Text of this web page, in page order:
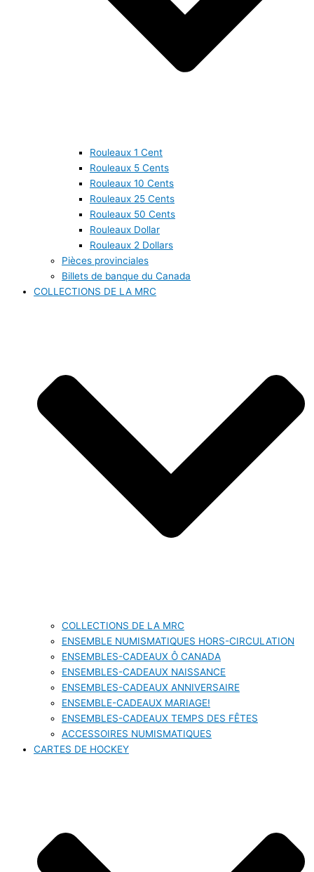
Rouleaux 1 Cent
Rouleaux 5 Cents
Rouleaux 10 Cents
Rouleaux 25 Cents
Rouleaux 50 Cents
Rouleaux Dollar
Rouleaux 2 Dollars
Pièces provinciales
Billets de banque du Canada
COLLECTIONS DE LA MRC
COLLECTIONS DE LA MRC
ENSEMBLE NUMISMATIQUES HORS-CIRCULATION
ENSEMBLES-CADEAUX Ô CANADA
ENSEMBLES-CADEAUX NAISSANCE
ENSEMBLES-CADEAUX ANNIVERSAIRE
ENSEMBLE-CADEAUX MARIAGE!
ENSEMBLES-CADEAUX TEMPS DES FÊTES
ACCESSOIRES NUMISMATIQUES
CARTES DE HOCKEY